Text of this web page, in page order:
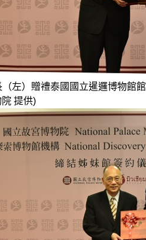
左）贈禮泰國國立暹邏博物館
提供)